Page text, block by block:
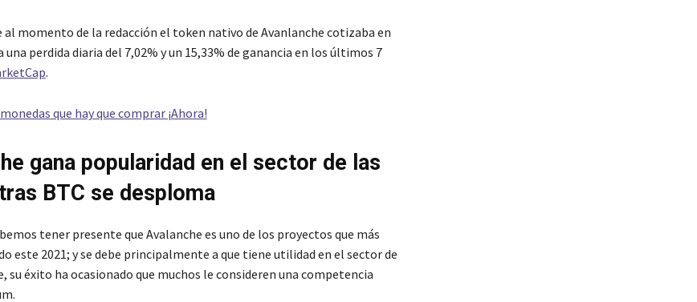
al momento de la redacción el token nativo de Avanlanche cotizaba en
una perdida diaria del 7,02% y un 15,33% de ganancia en los últimos 7
.
que hay que comprar ¡Ahora!
gana popularidad en el sector de las
BTC se desploma
tener presente que Avalanche es uno de los proyectos que más
este 2021; y se debe principalmente a que tiene utilidad en el sector de
su éxito ha ocasionado que muchos le consideren una competencia